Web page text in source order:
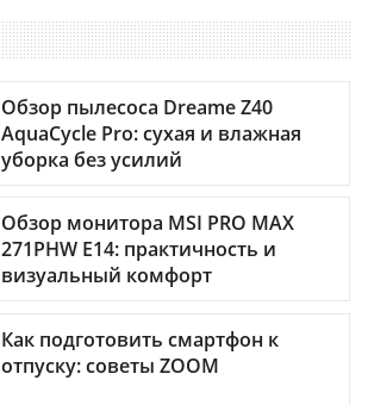
Обзор пылесоса Dreame Z40
AquaCycle Pro: сухая и влажная
уборка без усилий
Обзор монитора MSI PRO MAX
271PHW E14: практичность и
визуальный комфорт
Как подготовить смартфон к
отпуску: советы ZOOM